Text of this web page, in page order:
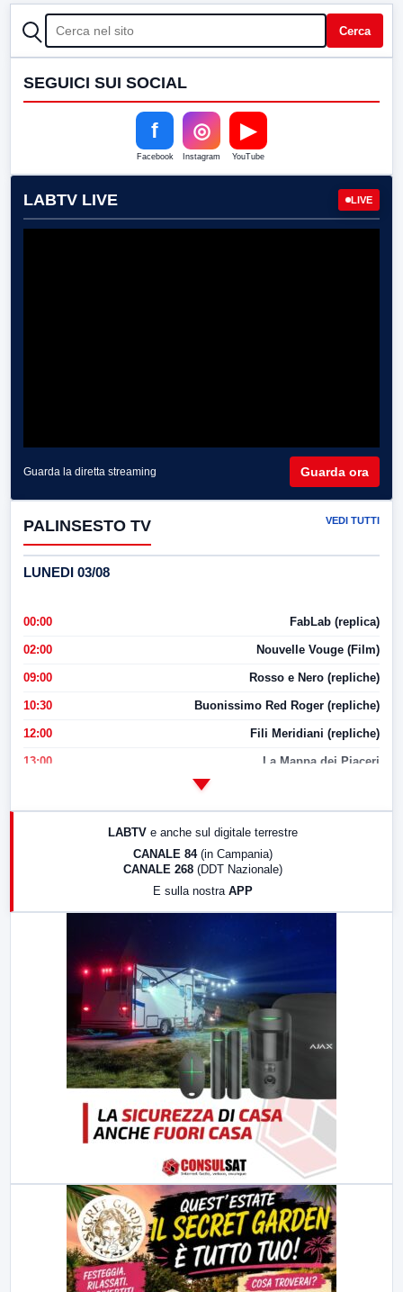
CERCA Cerca
SEGUICI SUI SOCIAL
f
Facebook
◎
Instagram
▶
YouTube
LABTV LIVE LIVE
Guarda la diretta streaming Guarda ora
PALINSESTO TV VEDI TUTTI
LUNEDI 03/08
00:00 FabLab (replica)
02:00 Nouvelle Vouge (Film)
09:00 Rosso e Nero (repliche)
10:30 Buonissimo Red Roger (repliche)
12:00 Fili Meridiani (repliche)
13:00 La Mappa dei Piaceri
LABTV e anche sul digitale terrestre
CANALE 84 (in Campania)
CANALE 268 (DDT Nazionale)
E sulla nostra APP